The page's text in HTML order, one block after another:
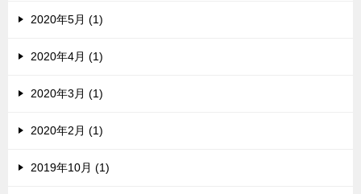
2020年5月 (1)
2020年4月 (1)
2020年3月 (1)
2020年2月 (1)
2019年10月 (1)